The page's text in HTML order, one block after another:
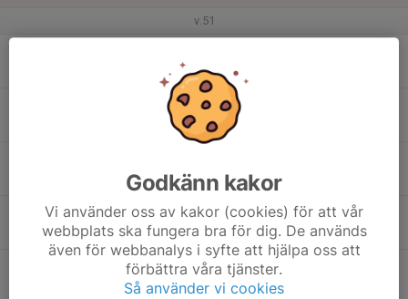
v.51
Godkänn kakor
Vi använder oss av kakor (cookies) för att vår
webbplats ska fungera bra för dig. De används
även för webbanalys i syfte att hjälpa oss att
förbättra våra tjänster.
Så använder vi cookies